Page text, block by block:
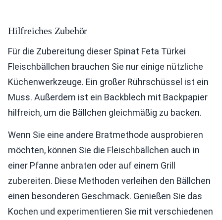
Hilfreiches Zubehör
Für die Zubereitung dieser Spinat Feta Türkei
Fleischbällchen brauchen Sie nur einige nützliche
Küchenwerkzeuge. Ein großer Rührschüssel ist ein
Muss. Außerdem ist ein Backblech mit Backpapier
hilfreich, um die Bällchen gleichmäßig zu backen.
Wenn Sie eine andere Bratmethode ausprobieren
möchten, können Sie die Fleischbällchen auch in
einer Pfanne anbraten oder auf einem Grill
zubereiten. Diese Methoden verleihen den Bällchen
einen besonderen Geschmack. Genießen Sie das
Kochen und experimentieren Sie mit verschiedenen